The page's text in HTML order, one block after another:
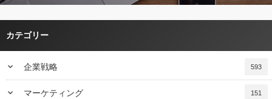
カテゴリー
keyboard_arrow_down 企業戦略 593
keyboard_arrow_down マーケティング 151